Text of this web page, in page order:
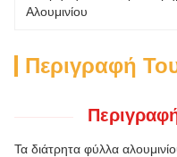
Αλουμινίου
Περιγραφή
Τα διάτρητα φύλλα